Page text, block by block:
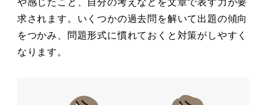
や感じたこと、自分の考えなどを文章で表す力が要
求されます。いくつかの過去問を解いて出題の傾向
をつかみ、問題形式に慣れておくと対策がしやすく
なります。